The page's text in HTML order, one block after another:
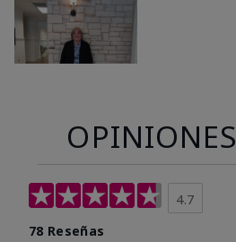
OPINIONES
4.7
78 Reseñas